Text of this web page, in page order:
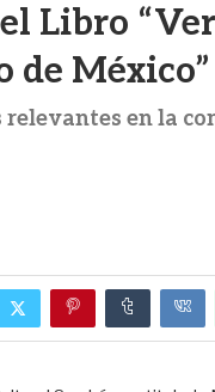
Libro
de México”
en la